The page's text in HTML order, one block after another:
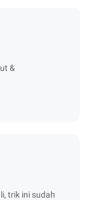
&
trik ini sudah